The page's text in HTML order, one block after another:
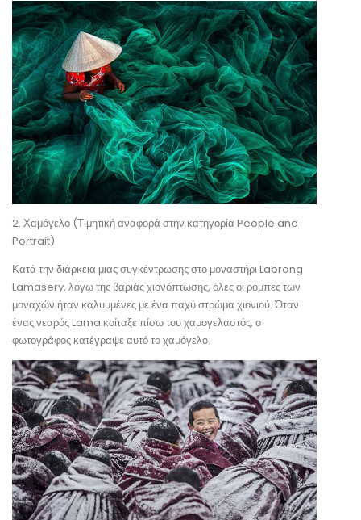
2. Χαμόγελο (Τιμητική αναφορά στην κατηγορία People and
Portrait)
Κατά την διάρκεια μιας συγκέντρωσης στο μοναστήρι Labrang
Lamasery, λόγω της βαριάς χιονόπτωσης, όλες οι ρόμπες των
μοναχών ήταν καλυμμένες με ένα παχύ στρώμα χιονιού. Όταν
ένας νεαρός Lama κοίταξε πίσω του χαμογελαστός, ο
φωτογράφος κατέγραψε αυτό το χαμόγελο.